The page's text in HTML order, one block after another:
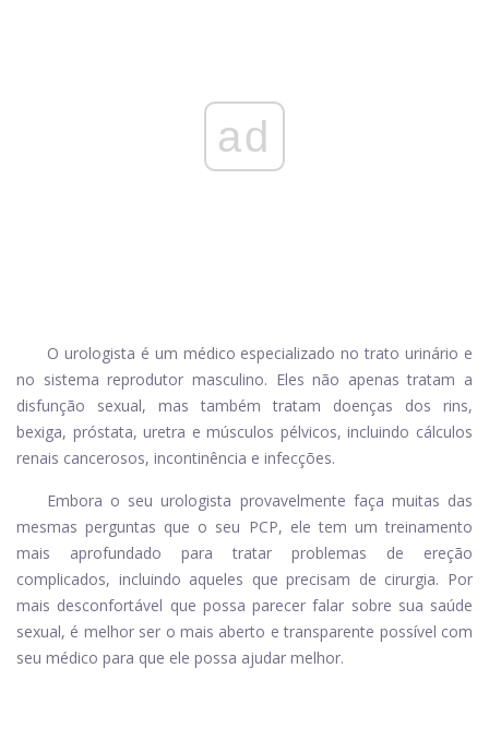
ad
O urologista é um médico especializado no trato urinário e
no sistema reprodutor masculino. Eles não apenas tratam a
disfunção sexual, mas também tratam doenças dos rins,
bexiga, próstata, uretra e músculos pélvicos, incluindo cálculos
renais cancerosos, incontinência e infecções.
Embora o seu urologista provavelmente faça muitas das
mesmas perguntas que o seu PCP, ele tem um treinamento
mais aprofundado para tratar problemas de ereção
complicados, incluindo aqueles que precisam de cirurgia. Por
mais desconfortável que possa parecer falar sobre sua saúde
sexual, é melhor ser o mais aberto e transparente possível com
seu médico para que ele possa ajudar melhor.